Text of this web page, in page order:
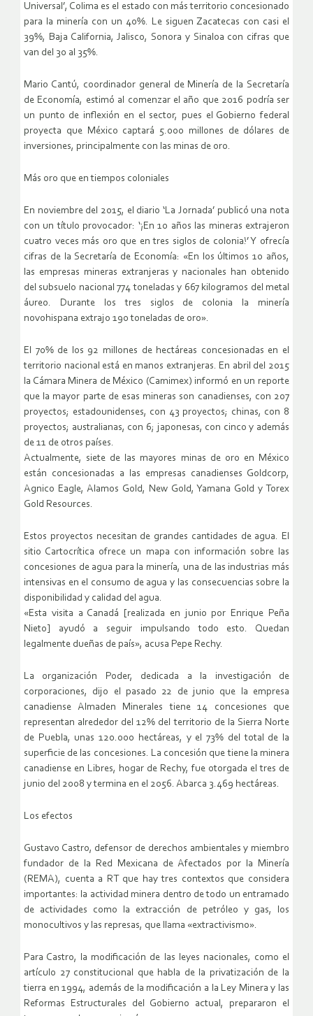
Universal’, Colima es el estado con más territorio concesionado
para la minería con un 40%. Le siguen Zacatecas con casi el
39%, Baja California, Jalisco, Sonora y Sinaloa con cifras que
van del 30 al 35%.
Mario Cantú, coordinador general de Minería de la Secretaría
de Economía, estimó al comenzar el año que 2016 podría ser
un punto de inflexión en el sector, pues el Gobierno federal
proyecta que México captará 5.000 millones de dólares de
inversiones, principalmente con las minas de oro.
Más oro que en tiempos coloniales
En noviembre del 2015, el diario ‘La Jornada’ publicó una nota
con un título provocador: ‘¡En 10 años las mineras extrajeron
cuatro veces más oro que en tres siglos de colonia!’ Y ofrecía
cifras de la Secretaría de Economía: «En los últimos 10 años,
las empresas mineras extranjeras y nacionales han obtenido
del subsuelo nacional 774 toneladas y 667 kilogramos del metal
áureo. Durante los tres siglos de colonia la minería
novohispana extrajo 190 toneladas de oro».
El 70% de los 92 millones de hectáreas concesionadas en el
territorio nacional está en manos extranjeras. En abril del 2015
la Cámara Minera de México (Camimex) informó en un reporte
que la mayor parte de esas mineras son canadienses, con 207
proyectos; estadounidenses, con 43 proyectos; chinas, con 8
proyectos; australianas, con 6; japonesas, con cinco y además
de 11 de otros países.
Actualmente, siete de las mayores minas de oro en México
están concesionadas a las empresas canadienses Goldcorp,
Agnico Eagle, Alamos Gold, New Gold, Yamana Gold y Torex
Gold Resources.
Estos proyectos necesitan de grandes cantidades de agua. El
sitio Cartocrítica ofrece un mapa con información sobre las
concesiones de agua para la minería, una de las industrias más
intensivas en el consumo de agua y las consecuencias sobre la
disponibilidad y calidad del agua.
«Esta visita a Canadá [realizada en junio por Enrique Peña
Nieto] ayudó a seguir impulsando todo esto. Quedan
legalmente dueñas de país», acusa Pepe Rechy.
La organización Poder, dedicada a la investigación de
corporaciones, dijo el pasado 22 de junio que la empresa
canadiense Almaden Minerales tiene 14 concesiones que
representan alrededor del 12% del territorio de la Sierra Norte
de Puebla, unas 120.000 hectáreas, y el 73% del total de la
superficie de las concesiones. La concesión que tiene la minera
canadiense en Libres, hogar de Rechy, fue otorgada el tres de
junio del 2008 y termina en el 2056. Abarca 3.469 hectáreas.
Los efectos
Gustavo Castro, defensor de derechos ambientales y miembro
fundador de la Red Mexicana de Afectados por la Minería
(REMA), cuenta a RT que hay tres contextos que considera
importantes: la actividad minera dentro de todo un entramado
de actividades como la extracción de petróleo y gas, los
monocultivos y las represas, que llama «extractivismo».
Para Castro, la modificación de las leyes nacionales, como el
artículo 27 constitucional que habla de la privatización de la
tierra en 1994, además de la modificación a la Ley Minera y las
Reformas Estructurales del Gobierno actual, prepararon el